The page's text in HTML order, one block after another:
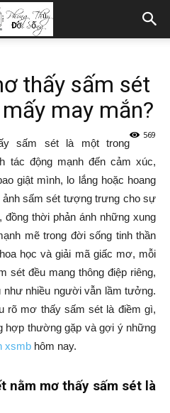
thấy sấm sét
may mắn?
569
sấm sét là một trong
tác động mạnh đến cảm xúc,
giật mình, lo lắng hoặc hoang
ảnh sấm sét tượng trưng cho sự
đồng thời phản ánh những xung
mẽ trong đời sống tinh thần
học và giải mã giấc mơ, mỗi
sét đều mang thông điệp riêng,
như nhiều người vẫn lầm tưởng.
rõ mơ thấy sấm sét là điềm gì,
hợp thường gặp và gợi ý những
xsmb hôm nay.
nằm mơ thấy sấm sét là